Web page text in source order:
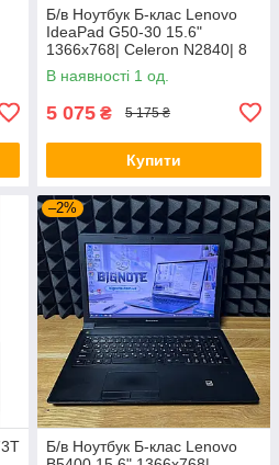
Б/в Ноутбук Б-клас Lenovo
IdeaPad G50-30 15.6"
1366x768| Celeron N2840| 8
GB RAM| 128 GB SSD| HD
В наявності 1 од.
5 075 ₴ 5 175 ₴
Купити
–2%
Б/в Ноутбук Б-клас Lenovo